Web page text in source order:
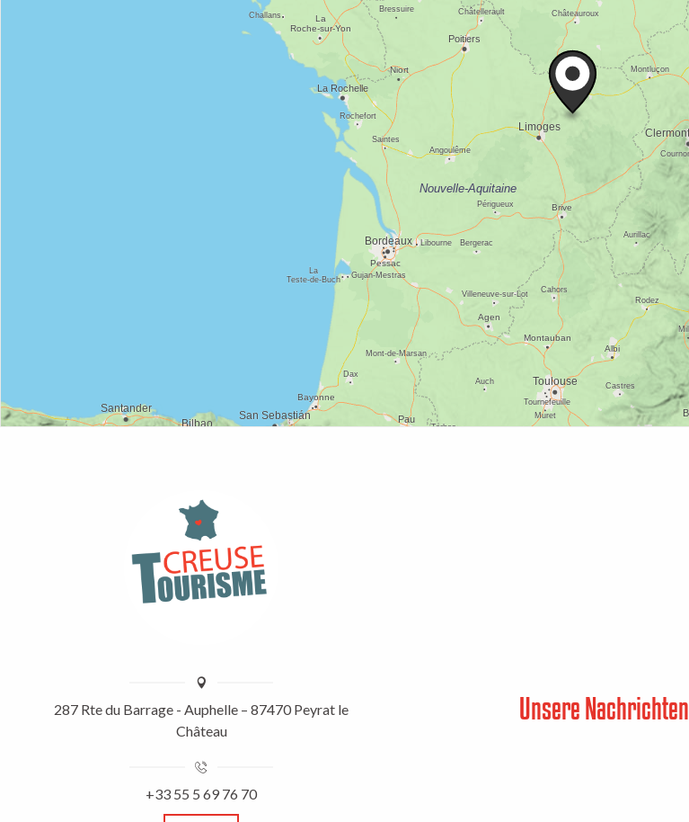
287 Rte du Barrage - Auphelle – 87470 Peyrat le
Château
+33 55 5 69 76 70
Unsere Nachrichten